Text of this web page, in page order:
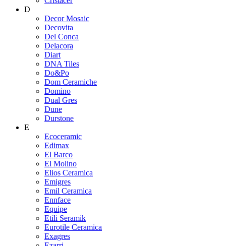
D
Decor Mosaic
Decovita
Del Conca
Delacora
Diart
DNA Tiles
Do&Po
Dom Ceramiche
Domino
Dual Gres
Dune
Durstone
E
Ecoceramic
Edimax
El Barco
El Molino
Elios Ceramica
Emigres
Emil Ceramica
Ennface
Equipe
Etili Seramik
Eurotile Ceramica
Exagres